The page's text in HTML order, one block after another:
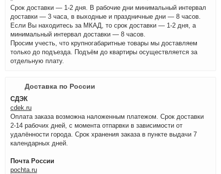
Срок доставки — 1-2 дня. В рабочие дни минимальный интервал
доставки — 3 часа, в выходные и праздничные дни — 8 часов.
Если Вы находитесь за МКАД, то срок доставки — 1-2 дня, а
минимальный интервал доставки — 8 часов.
Просим учесть, что крупногабаритные товары мы доставляем
только до подъезда. Подъём до квартиры осуществляется за
отдельную плату.
Доставка по России
СДЭК
cdek.ru
Оплата заказа возможна наложенным платежом. Срок доставки
2-14 рабочих дней, с момента отпарвки в зависимости от
удалённости города. Срок хранения заказа в пункте выдачи 7
календарных дней.
Почта России
pochta.ru